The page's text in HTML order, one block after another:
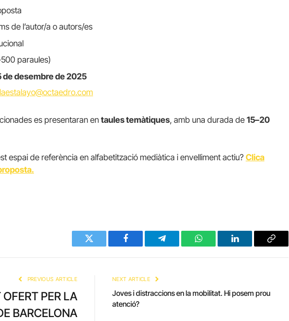
de l’autor/a o autors/es
paraules)
de desembre de 2025
es presentaran en taules temàtiques, amb una durada de 15–20
espai de referència en alfabetització mediàtica i envelliment actiu? Clica
Twitter Facebook Telegram WhatsAppLinkedIn Copy
PREVIOUS ARTICLE
PER LA
BARCELONA
NEXT ARTICLE
Joves i distraccions en la mobilitat. Hi posem prou
atenció?